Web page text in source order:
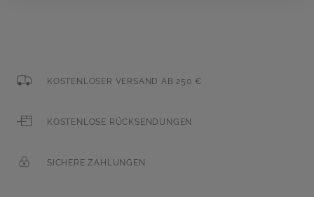
KOSTENLOSER VERSAND AB 250 €
KOSTENLOSE RÜCKSENDUNGEN
SICHERE ZAHLUNGEN